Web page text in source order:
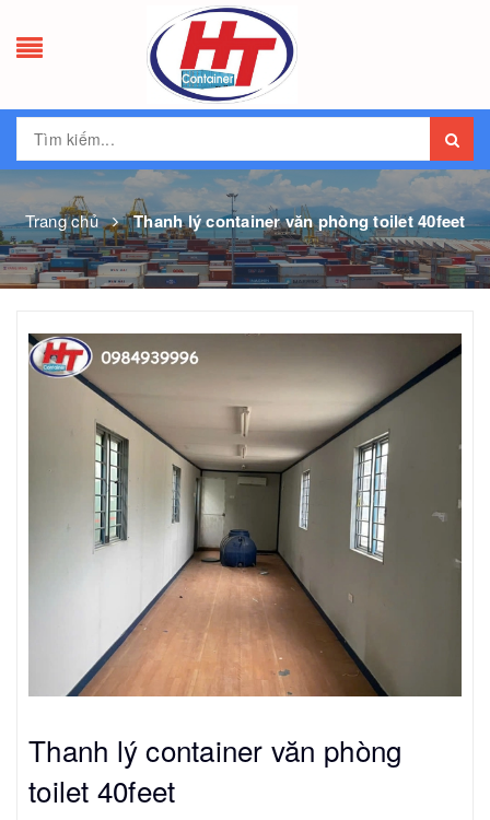
Trang chủ Thanh lý container văn phòng toilet 40feet
Thanh lý container văn phòng
toilet 40feet